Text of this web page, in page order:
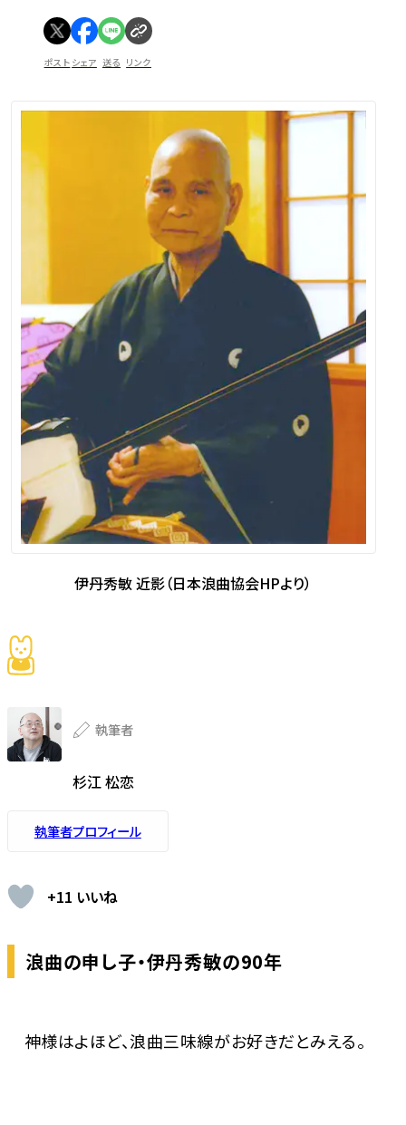
ポスト シェア 送る リンク
伊丹秀敏 近影（日本浪曲協会HPより）
執筆者
杉江 松恋
執筆者プロフィール
+11 いいね
浪曲の申し子・伊丹秀敏の90年
神様はよほど、浪曲三味線がお好きだとみえる。